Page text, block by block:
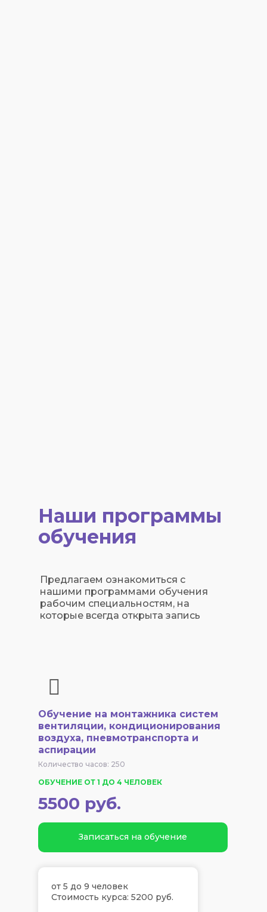
Наши программы
обучения
Предлагаем ознакомиться с
нашими программами обучения
рабочим специальностям, на
которые всегда открыта запись
Обучение на монтажника систем
вентиляции, кондиционирования
воздуха, пневмотранспорта и
аспирации
Количество часов: 250
Записаться на обучение
ОБУЧЕНИЕ ОТ 1 ДО 4 ЧЕЛОВЕК
5500 руб.
от 5 до 9 человек
Стоимость курса: 5200 руб.